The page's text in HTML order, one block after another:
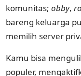
komunitas; obby,
bareng keluarga
memilih server
Kamu bisa
populer,